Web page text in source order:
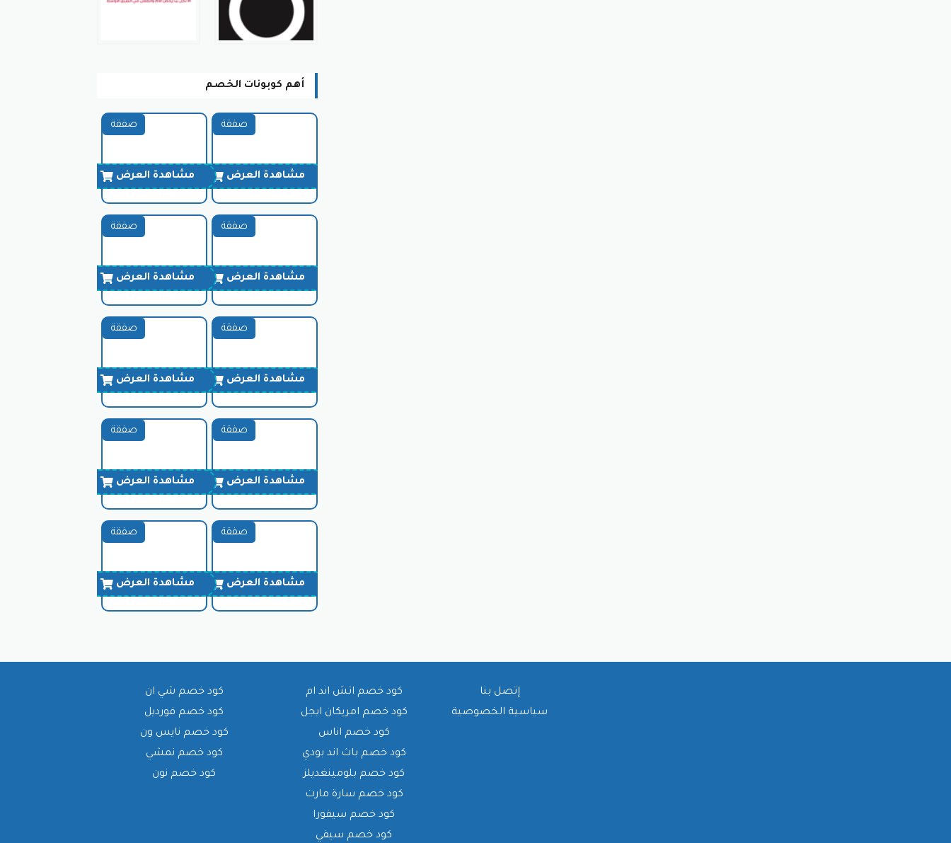
أهم كوبونات الخصم
صفقة
مشاهدة العرض
صفقة
مشاهدة العرض
صفقة
مشاهدة العرض
صفقة
مشاهدة العرض
صفقة
مشاهدة العرض
صفقة
مشاهدة العرض
صفقة
مشاهدة العرض
صفقة
مشاهدة العرض
صفقة
مشاهدة العرض
صفقة
مشاهدة العرض
إتصل بنا
سياسية الخصوصية
كود خصم اتش اند ام
كود خصم امريكان ايجل
كود خصم اناس
كود خصم باث اند بودي
كود خصم بلومينغديلز
كود خصم سارة مارت
كود خصم سيفورا
كود خصم سيفي
كود خصم شي ان
كود خصم فورديل
كود خصم نايس ون
كود خصم نمشي
كود خصم نون